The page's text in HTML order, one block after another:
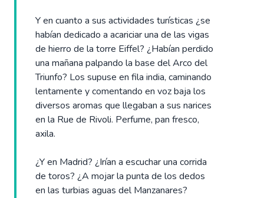
Y en cuanto a sus actividades turísticas ¿se
habían dedicado a acariciar una de las vigas
de hierro de la torre Eiffel? ¿Habían perdido
una mañana palpando la base del Arco del
Triunfo? Los supuse en fila india, caminando
lentamente y comentando en voz baja los
diversos aromas que llegaban a sus narices
en la Rue de Rivoli. Perfume, pan fresco,
axila.
¿Y en Madrid? ¿Irían a escuchar una corrida
de toros? ¿A mojar la punta de los dedos
en las turbias aguas del Manzanares?